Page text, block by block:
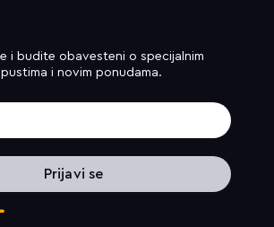
i budite obavesteni o specijalnim
i novim ponudama.
Prijavi se